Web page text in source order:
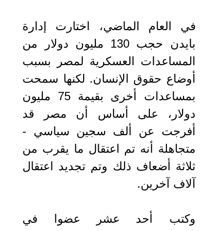
في العام الماضي، اختارت إدارة
بايدن حجب 130 مليون دولار من
المساعدات العسكرية لمصر بسبب
أوضاع حقوق الإنسان. لكنها سمحت
بمساعدات أخرى بقيمة 75 مليون
دولار، على أساس أن مصر قد
أفرجت عن ألف سجين سياسي -
متجاهلة أنه تم اعتقال ما يقرب من
ثلاثة أضعاف ذلك وتم تجديد اعتقال
آلاف آخرين.
وكتب أحد عشر عضوا في